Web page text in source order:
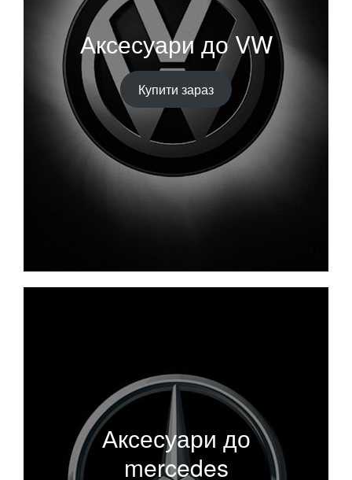
Аксесуари до VW
Купити зараз
Аксесуари до
mercedes